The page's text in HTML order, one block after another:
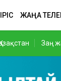
ЖАҢА
Заң